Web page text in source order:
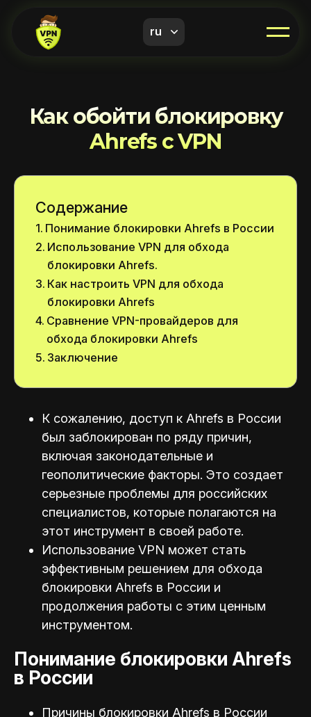
ru
Как обойти блокировку
Ahrefs с VPN
Содержание
Понимание блокировки Ahrefs в России
Использование VPN для обхода
блокировки Ahrefs.
Как настроить VPN для обхода
блокировки Ahrefs
Сравнение VPN-провайдеров для
обхода блокировки Ahrefs
Заключение
К сожалению, доступ к Ahrefs в России
был заблокирован по ряду причин,
включая законодательные и
геополитические факторы. Это создает
серьезные проблемы для российских
специалистов, которые полагаются на
этот инструмент в своей работе.
Использование VPN может стать
эффективным решением для обхода
блокировки Ahrefs в России и
продолжения работы с этим ценным
инструментом.
Понимание блокировки Ahrefs
в России
Причины блокировки Ahrefs в России